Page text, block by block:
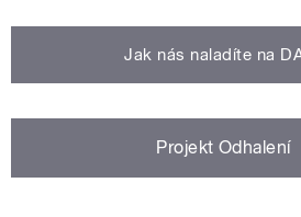
Jak nás naladíte na
Projekt Odhalení